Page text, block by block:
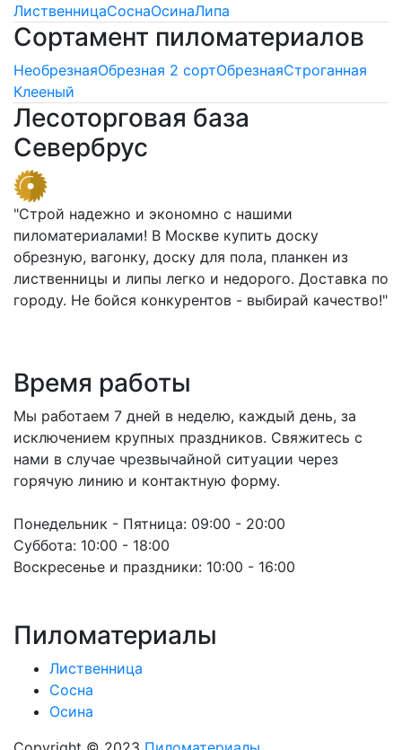
ЛиственницаСоснаОсинаЛипа
Сортамент пиломатериалов
НеобрезнаяОбрезная 2 сортОбрезнаяСтроганная
Клееный
Лесоторговая база
Севербрус
"Строй надежно и экономно с нашими
пиломатериалами! В Москве купить доску
обрезную, вагонку, доску для пола, планкен из
лиственницы и липы легко и недорого. Доставка по
городу. Не бойся конкурентов - выбирай качество!"
Время работы
Мы работаем 7 дней в неделю, каждый день, за
исключением крупных праздников. Свяжитесь с
нами в случае чрезвычайной ситуации через
горячую линию и контактную форму.
Понедельник - Пятница: 09:00 - 20:00
Суббота: 10:00 - 18:00
Воскресенье и праздники: 10:00 - 16:00
Пиломатериалы
Лиственница
Сосна
Осина